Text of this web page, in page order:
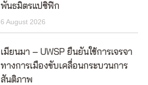
พันธมิตรแปซิฟิก
6 August 2026
เมียนมา – UWSP ยืนยันใช้การเจรจา
ทางการเมืองขับเคลื่อนกระบวนการ
สันติภาพ